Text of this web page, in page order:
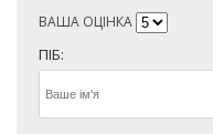
ВАША ОЦІНКА
ПІБ: